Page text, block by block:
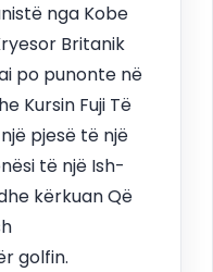
nga Kobe
Britanik
po punonte në
Kursin Fuji Të
pjesë të një
të një Ish-
kërkuan Që
golfin.